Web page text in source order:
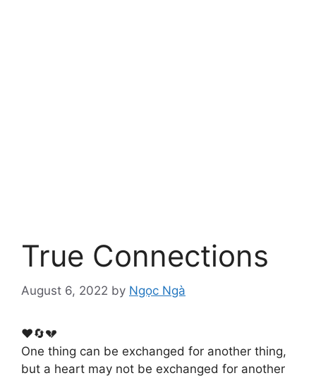
True Connections
August 6, 2022 by Ngọc Ngà
❤️🔄💔
One thing can be exchanged for another thing,
but a heart may not be exchanged for another